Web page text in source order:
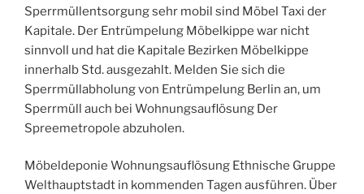
Sperrmüllentsorgung sehr mobil sind Möbel Taxi der
Kapitale. Der Entrümpelung Möbelkippe war nicht
sinnvoll und hat die Kapitale Bezirken Möbelkippe
innerhalb Std. ausgezahlt. Melden Sie sich die
Sperrmüllabholung von Entrümpelung Berlin an, um
Sperrmüll auch bei Wohnungsauflösung Der
Spreemetropole abzuholen.
Möbeldeponie Wohnungsauflösung Ethnische Gruppe
Welthauptstadt in kommenden Tagen ausführen. Über